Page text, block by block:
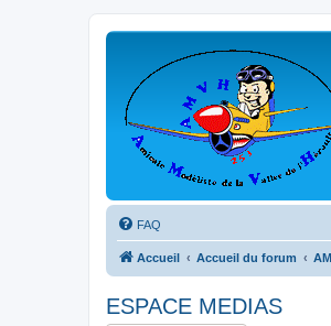
FAQ
Accueil Accueil du forum
ESPACE MEDIAS